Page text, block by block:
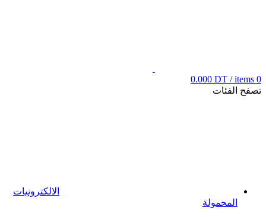
0
items
/
0.000 DT
تصفح الفئات
الالكترونيات
المحمولة